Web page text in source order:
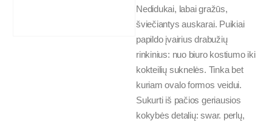
Nedidukai, labai gražūs,
šviečiantys auskarai. Puikiai
papildo įvairius drabužių
rinkinius: nuo biuro kostiumo iki
kokteilių suknelės. Tinka bet
kuriam ovalo formos veidui.
Sukurti iš pačios geriausios
kokybės detalių: swar. perlų,